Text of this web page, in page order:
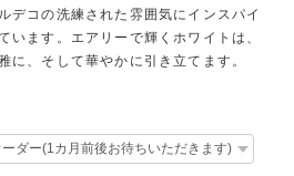
デコの洗練された雰囲気にインスパイ
います。エアリーで輝くホワイトは、
に、そして華やかに引き立てます。